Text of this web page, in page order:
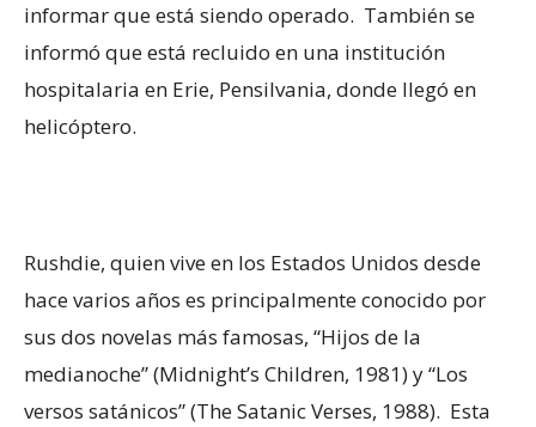
informar que está siendo operado. También se
informó que está recluido en una institución
hospitalaria en Erie, Pensilvania, donde llegó en
helicóptero.
Rushdie, quien vive en los Estados Unidos desde
hace varios años es principalmente conocido por
sus dos novelas más famosas, “Hijos de la
medianoche” (Midnight’s Children, 1981) y “Los
versos satánicos” (The Satanic Verses, 1988). Esta